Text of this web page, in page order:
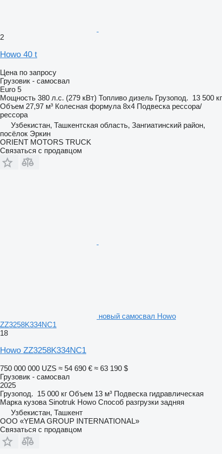
2
Howo 40 t
Цена по запросу
Грузовик - самосвал
Euro 5
Мощность 380 л.с. (279 кВт) Топливо дизель Грузопод. 13 500 кг
Объем 27,97 м³ Колесная формула 8x4 Подвеска рессора/
рессора
Узбекистан, Ташкентская область, Зангиатинский район,
посёлок Эркин
ORIENT MOTORS TRUCK
Связаться с продавцом
новый самосвал Howo
ZZ3258K334NC1
18
Howo ZZ3258K334NC1
750 000 000 UZS ≈ 54 690 € ≈ 63 190 $
Грузовик - самосвал
2025
Грузопод. 15 000 кг Объем 13 м³ Подвеска гидравлическая
Марка кузова Sinotruk Howo Способ разгрузки задняя
Узбекистан, Ташкент
ООО «YEMA GROUP INTERNATIONAL»
Связаться с продавцом